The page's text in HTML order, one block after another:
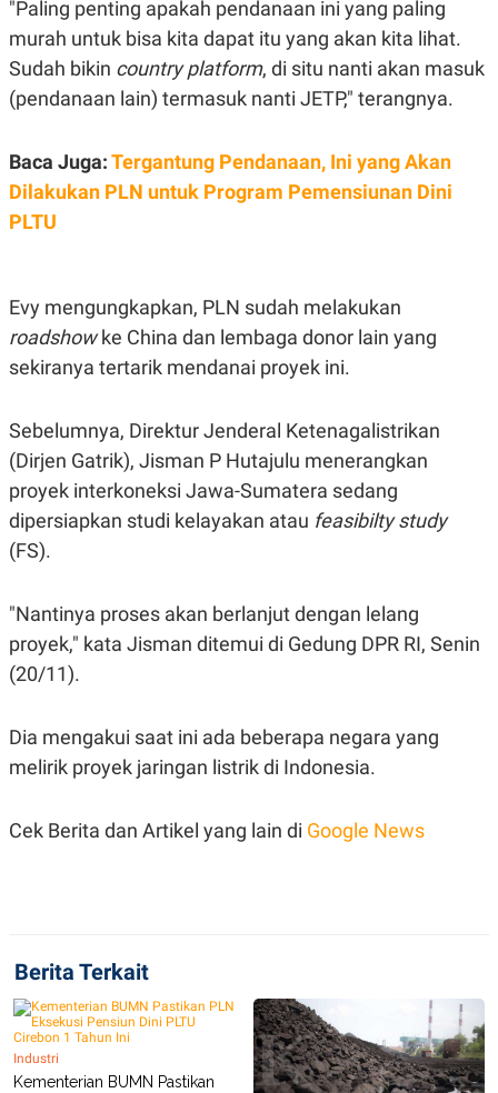
C
D
M
Y
L
E
A
E
.
I
L
A
N
G
G
N
C
E
A
K
N
E
R
M
I
T
N
P
A
P
E
D
V
E
R
I
S
I
K
G
E
A
.
I
SIBER
POLICY
"Paling penting apakah pendanaan ini yang paling
murah untuk bisa kita dapat itu yang akan kita lihat.
Sudah bikin country platform, di situ nanti akan masuk
(pendanaan lain) termasuk nanti JETP," terangnya.
Baca Juga:Tergantung Pendanaan, Ini yang Akan
Dilakukan PLN untuk Program Pemensiunan Dini
PLTU
Evy mengungkapkan, PLN sudah melakukan
roadshowke China dan lembaga donor lain yang
sekiranya tertarik mendanai proyek ini.
Sebelumnya, Direktur Jenderal Ketenagalistrikan
(Dirjen Gatrik), Jisman P Hutajulu menerangkan
proyek interkoneksi Jawa-Sumatera sedang
dipersiapkan studi kelayakan atau feasibilty study
(FS).
"Nantinya proses akan berlanjut dengan lelang
proyek," kata Jisman ditemui di Gedung DPR RI, Senin
(20/11).
Dia mengakui saat ini ada beberapa negara yang
melirik proyek jaringan listrik di Indonesia.
Cek Berita dan Artikel yang lain di Google News
Berita Terkait
Industri
Kementerian BUMN Pastikan